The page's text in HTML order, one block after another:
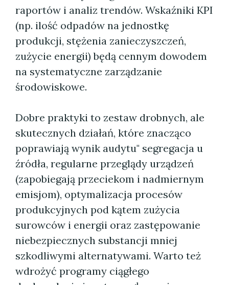
raportów i analiz trendów. Wskaźniki KPI
(np. ilość odpadów na jednostkę
produkcji, stężenia zanieczyszczeń,
zużycie energii) będą cennym dowodem
na systematyczne zarządzanie
środowiskowe.
Dobre praktyki to zestaw drobnych, ale
skutecznych działań, które znacząco
poprawiają wynik audytu" segregacja u
źródła, regularne przeglądy urządzeń
(zapobiegają przeciekom i nadmiernym
emisjom), optymalizacja procesów
produkcyjnych pod kątem zużycia
surowców i energii oraz zastępowanie
niebezpiecznych substancji mniej
szkodliwymi alternatywami. Warto też
wdrożyć programy ciągłego